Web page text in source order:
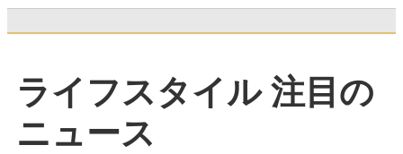
ライフスタイル 注目の
ニュース